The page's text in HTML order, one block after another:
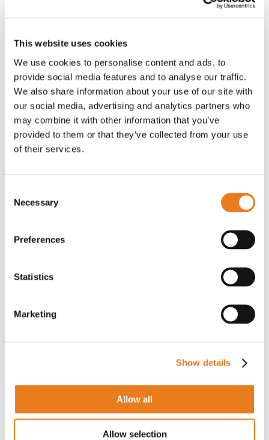
This website uses cookies
We use cookies to personalise content and ads, to
provide social media features and to analyse our traffic.
We also share information about your use of our site with
our social media, advertising and analytics partners who
may combine it with other information that you’ve
provided to them or that they’ve collected from your use
of their services.
Selection
Necessary
Preferences
Statistics
Marketing
Show details
Allow all
Allow selection
comprendemoduli OLT
dati in fibra ottica, e
dispositivi ONT
, per la
ricezione e connettività wireless. L’impianto è
gestito dal software proprietario NMS.
Inoltre, molti sono i moduli aggiuntivi
(amplificatori, partitori, convertitori per CATV)
che, integrati alla FTTH Gpon, consentono di
Dove puoi acquistare i prodotti Ekselans?